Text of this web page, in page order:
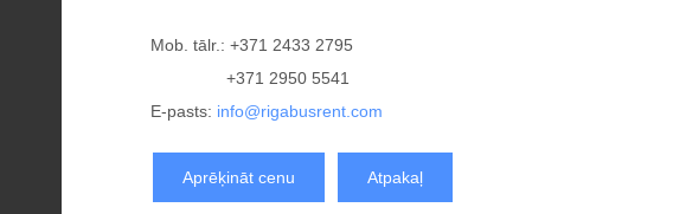
Mob. tālr.: +371 2433 2795
+371 2950 5541
E-pasts: info@rigabusrent.com
Aprēķināt cenu